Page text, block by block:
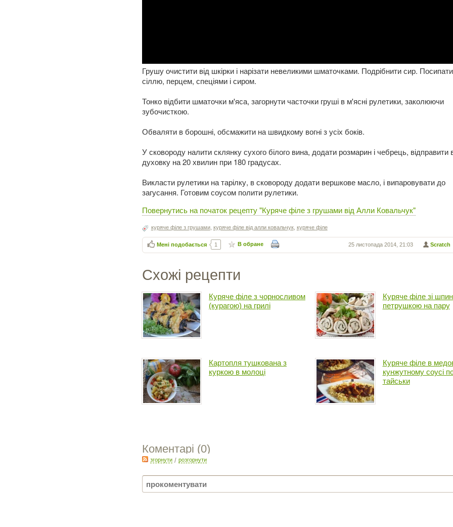
Грушу очистити від шкірки і нарізати невеликими шматочками. Подрібнити сир.
сіллю, перцем, спеціями і сиром.
Тонко відбити шматочки м'яса, загорнути часточки груші в м'ясні рулетики, заколюючи
зубочисткою.
Обваляти в борошні, обсмажити на швидкому вогні з усіх боків.
У сковороду налити склянку сухого білого вина, додати розмарин і чебрець, відправити
духовку на 20 хвилин при 180 градусах.
Викласти рулетики на тарілку, в сковороду додати вершкове масло, і випаровувати до
загусання. Готовим соусом полити рулетики.
Повернутись на початок рецепту "Куряче філе з грушами від Алли Ковальчук"
куряче філе з грушами, куряче філе від алли ковальчук, куряче філе
Scratch
25 листопада 2014, 21:03
Мені подобається 1 В обране
Схожі рецепти
Куряче філе з чорносливом
(курагою) на грилі
Куряче філе зі
петрушкою на пару
Картопля тушкована з
куркою в молоці
Куряче філе в
кунжутному соусі
тайськи
Коментарі (0)
згорнути/ розгорнути